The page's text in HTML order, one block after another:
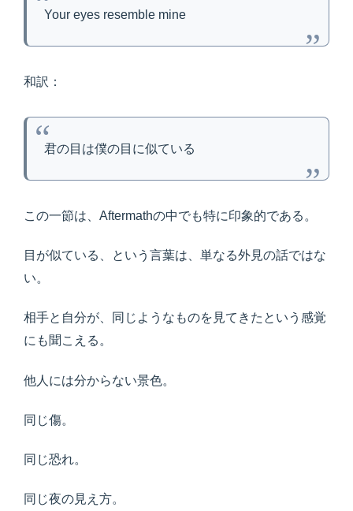
Your eyes resemble mine
和訳：
君の目は僕の目に似ている
この一節は、Aftermathの中でも特に印象的である。
目が似ている、という言葉は、単なる外見の話ではな
い。
相手と自分が、同じようなものを見てきたという感覚
にも聞こえる。
他人には分からない景色。
同じ傷。
同じ恐れ。
同じ夜の見え方。